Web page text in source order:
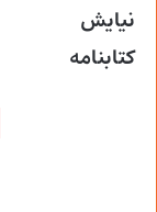
نیایش
کتابنامه